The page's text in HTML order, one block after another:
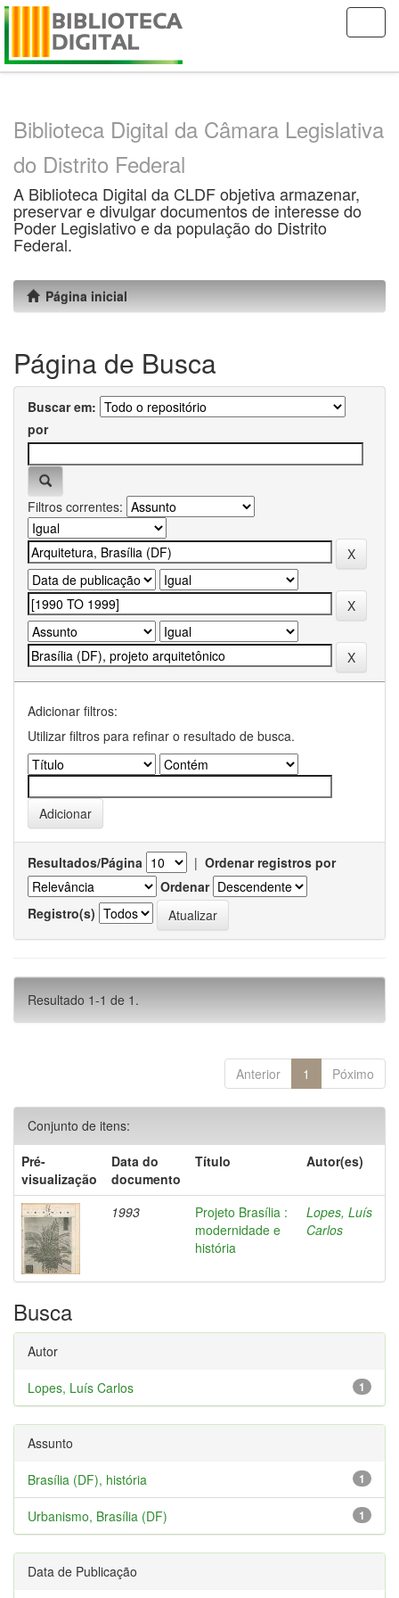
Skip
Biblioteca Digital da Câmara Legislativa
do Distrito Federal
A Biblioteca Digital da CLDF objetiva armazenar,
preservar e divulgar documentos de interesse do
Poder Legislativo e da população do Distrito
Federal.
Página inicial
Página de Busca
Buscar em:
por
Filtros correntes:
Adicionar filtros:
Utilizar filtros para refinar o resultado de busca.
Resultados/Página | Ordenar registros por
Ordenar
Registro(s)
Resultado 1-1 de 1.
Anterior 1 Póximo
Conjunto de itens:
Pré-
visualização
Data do
documento
Título Autor(es)
1993
Projeto Brasília :
modernidade e
história
Lopes, Luís
Carlos
Busca
Autor
1
Lopes, Luís Carlos
Assunto
1
Brasília (DF), história
1
Urbanismo, Brasília (DF)
Data de Publicação